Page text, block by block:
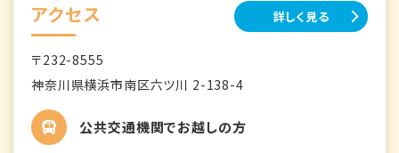
アクセス 詳しく見る
〒232-8555
神奈川県横浜市南区六ツ川 2-138-4
公共交通機関でお越しの方